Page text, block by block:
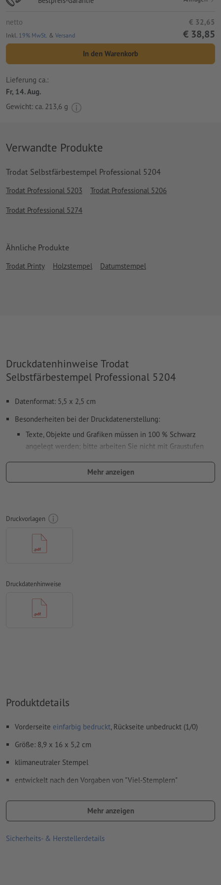
netto € 32,65
Inkl. 19% MwSt. & Versand € 38,85
In den Warenkorb
Lieferung ca.:
Fr, 14. Aug.
Gewicht: ca. 213,6 g
Verwandte Produkte
Trodat Selbstfärbestempel Professional 5204
Trodat Professional 5203 Trodat Professional 5206
Trodat Professional 5274
Ähnliche Produkte
Trodat Printy Holzstempel Datumstempel
Druckdatenhinweise Trodat
Selbstfärbestempel Professional 5204
Datenformat: 5,5 x 2,5 cm
Besonderheiten bei der Druckdatenerstellung:
Texte, Objekte und Grafiken müssen in 100 % Schwarz
angelegt werden; bitte arbeiten Sie nicht mit Graustufen
verwenden Sie keine Effekte wie Schatten, Verläufe, Raster,
Unser Tipp:
Verdana oder Helvetica für einen optimalen Abdruck
Abstand Motiv zum Endformat: mindestens 1 mm
Auflösung:600 dpi
Wie lege ich Druckdaten richtig an?
Mehr anzeigen
Druckvorlagen
Druckdatenhinweise
Produktdetails
Vorderseite einfarbig bedruckt, Rückseite unbedruckt (1/0)
Größe: 8,9 x 16 x 5,2 cm
klimaneutraler Stempel
entwickelt nach den Vorgaben von "Viel-Stemplern"
modernem Design mit extrem robuster Technik.
Rechteckig bis Rund
Mehr anzeigen
Sicherheits- & Herstellerdetails